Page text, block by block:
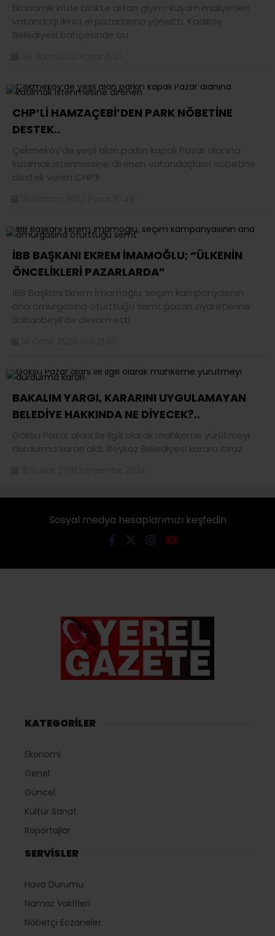
Ekonomik krizle birlikte artan giyim-kuşam maliyetleri
vatandaşı ikinci el pazarlarına yöneltti. Kadıköy
Belediyesi bahçesinde bu
CHP’Lİ HAMZAÇEBİ’DEN PARK NÖBETİNE
DESTEK..
Çekmeköy’de yeşil alan parkın kapalı Pazar alanına
katılmak istenmesine direnen vatandaşların nöbetine
destek veren CHP’li
İBB BAŞKANI EKREM İMAMOĞLU; “ÜLKENİN
ÖNCELİKLERİ PAZARLARDA”
İBB Başkanı Ekrem İmamoğlu, seçim kampanyasının
ana omurgasına oturttuğu semt pazarı ziyaretlerine
Sultanbeyli’de devam etti.
BAKALIM YARGI, KARARINI UYGULAMAYAN
BELEDİYE HAKKINDA NE DİYECEK?..
Göksu Pazar alanı ile ilgili olarak mahkeme yürütmeyi
durdurma kararı aldı. Beykoz Belediyesi karara itiraz
Sosyal medya hesaplarımızı keşfedin
KATEGORİLER
Ekonomi
Genel
Güncel
Kültür Sanat
Röportajlar
SERVİSLER
Hava Durumu
Namaz Vakitleri
Nöbetçi Eczaneler